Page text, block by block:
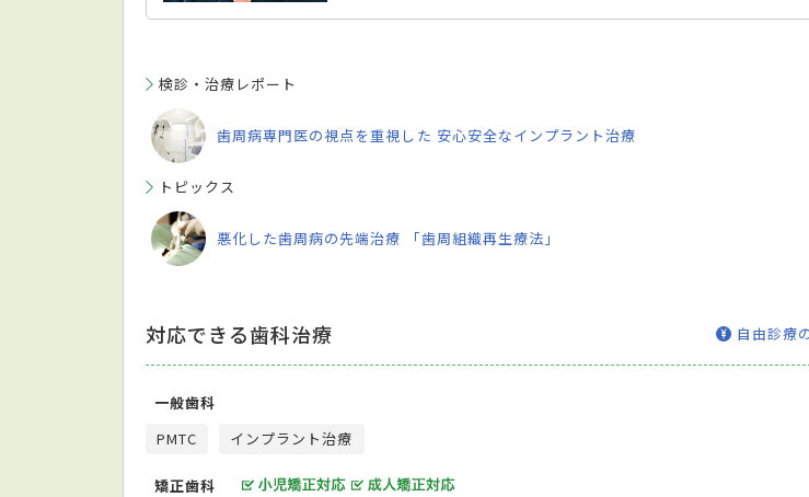
検診・治療レポート
歯周病専門医の視点を重視した 安心安全なインプラント治療
トピックス
悪化した歯周病の先端治療 「歯周組織再生療法」
対応できる歯科治療 自由診療
一般歯科
PMTC
インプラント治療
矯正歯科